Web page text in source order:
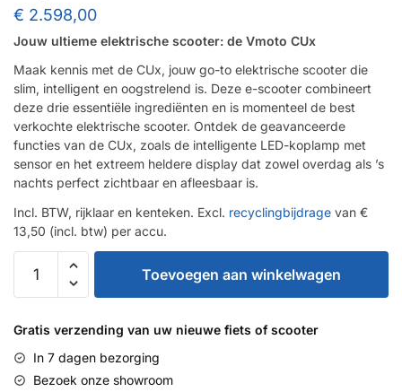
€ 2.598,00
Jouw ultieme elektrische scooter: de Vmoto CUx
Maak kennis met de CUx, jouw go-to elektrische scooter die
slim, intelligent en oogstrelend is. Deze e-scooter combineert
deze drie essentiële ingrediënten en is momenteel de best
verkochte elektrische scooter. Ontdek de geavanceerde
functies van de CUx, zoals de intelligente LED-koplamp met
sensor en het extreem heldere display dat zowel overdag als ’s
nachts perfect zichtbaar en afleesbaar is.
Incl. BTW, rijklaar en kenteken. Excl. recyclingbijdrage van €
13,50 (incl. btw) per accu.
Soco
CUx
aantal
Toevoegen aan winkelwagen
Gratis verzending van uw nieuwe fiets of scooter
In 7 dagen bezorging
Bezoek onze showroom